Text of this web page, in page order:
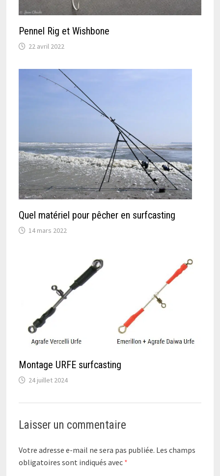
Pennel Rig et Wishbone
22 avril 2022
Quel matériel pour pêcher en surfcasting
14 mars 2022
Montage URFE surfcasting
24 juillet 2024
Laisser un commentaire
Votre adresse e-mail ne sera pas publiée. Les champs
obligatoires sont indiqués avec *